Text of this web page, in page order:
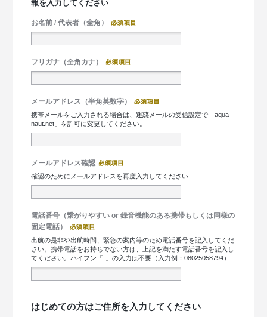
報を入力してください
お名前 / 代表者（全角）
フリガナ（全角カナ）
メールアドレス（半角英数字）
携帯メールをご入力される場合は、迷惑メールの受信設定で「aqua-
naut.net」を許可に変更してください。
メールアドレス確認
確認のためにメールアドレスを再度入力してください
電話番号（繋がりやすい or 録音機能のある携帯もしくは同様の
固定電話）
出航の是非や出航時間、緊急の案内等のため電話番号を記入してくだ
さい。携帯電話をお持ちでない方は、上記を満たす電話番号を記入し
てください。ハイフン「-」の入力は不要（入力例：08025058794）
はじめての方はご住所を入力してください